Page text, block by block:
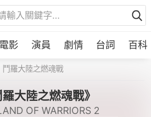
電影 演員 劇情 台詞 百科
鬥羅大陸之燃魂戰
羅大陸之燃魂戰》
OF WARRIORS 2